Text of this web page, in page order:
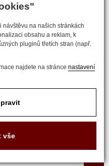
návštěvu na našich stránkách
obsahu a reklam, k
pluginů třetích stran (např.
najdete na stránce nastavení
vše
NEŠKUDLA